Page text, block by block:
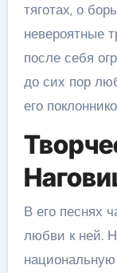
тяготах, о
невероятные
после себя
до сих пор
его
В его песнях
любви к ней.